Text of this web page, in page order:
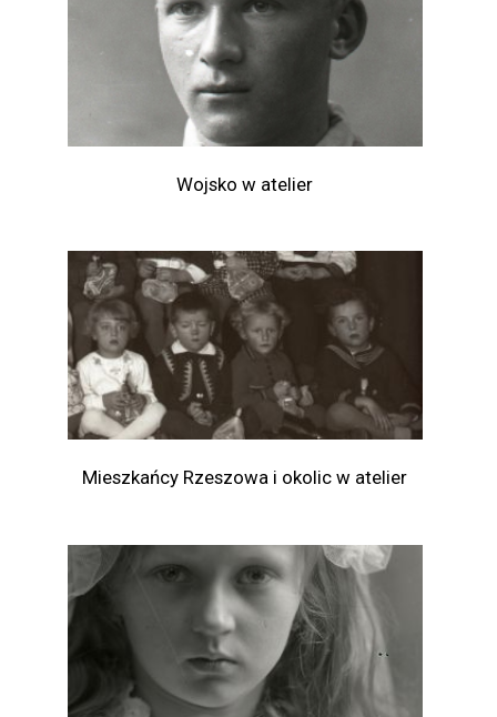
Wojsko w atelier
Mieszkańcy Rzeszowa i okolic w atelier